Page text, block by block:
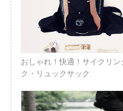
おしゃれ！快適！サイクリ
ク・リュックサック